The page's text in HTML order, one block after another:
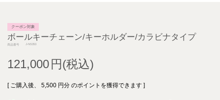
クーポン対象
ボールキーチェーン/キーホルダー/カラビナタイプ
商品番号 J-NS353
121,000
[ ご購入後、 5,500 円分 のポイントを獲得できます ]